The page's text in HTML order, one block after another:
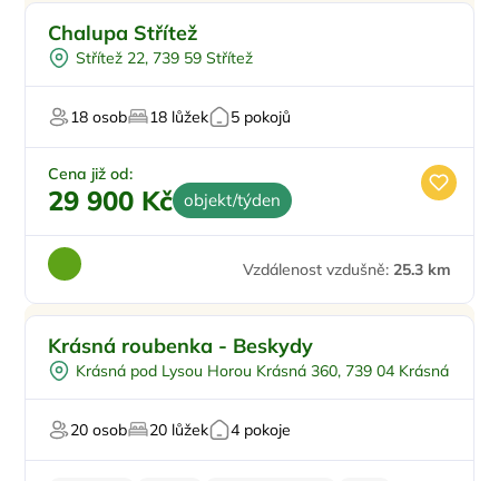
Chalupa Střítež
Střítež 22, 739 59 Střítež
18 osob 18 lůžek 5 pokojů
Cena již od:
29 900 Kč objekt/týden
Vzdálenost vzdušně: 25.3 km
Koupací sud
Vířivka
Pro milovníky přírody
Krásná roubenka - Beskydy
Krásná pod Lysou Horou Krásná 360, 739 04 Krásná
20 osob 20 lůžek 4 pokoje